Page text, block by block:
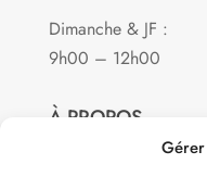
Dimanche & JF :
9h00 – 12h00
À PROPOS